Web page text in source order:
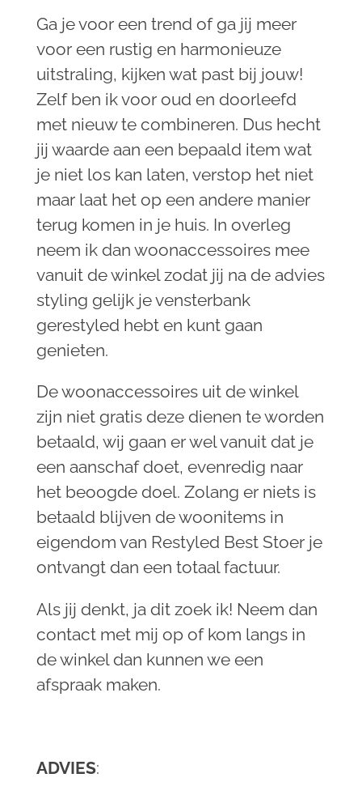
Ga je voor een trend of ga jij meer
voor een rustig en harmonieuze
uitstraling, kijken wat past bij jouw!
Zelf ben ik voor oud en doorleefd
met nieuw te combineren. Dus hecht
jij waarde aan een bepaald item wat
je niet los kan laten, verstop het niet
maar laat het op een andere manier
terug komen in je huis. In overleg
neem ik dan woonaccessoires mee
vanuit de winkel zodat jij na de advies
styling gelijk je vensterbank
gerestyled hebt en kunt gaan
genieten.
De woonaccessoires uit de winkel
zijn niet gratis deze dienen te worden
betaald, wij gaan er wel vanuit dat je
een aanschaf doet, evenredig naar
het beoogde doel. Zolang er niets is
betaald blijven de woonitems in
eigendom van Restyled Best Stoer je
ontvangt dan een totaal factuur.
Als jij denkt, ja dit zoek ik! Neem dan
contact met mij op of kom langs in
de winkel dan kunnen we een
afspraak maken.
ADVIES: